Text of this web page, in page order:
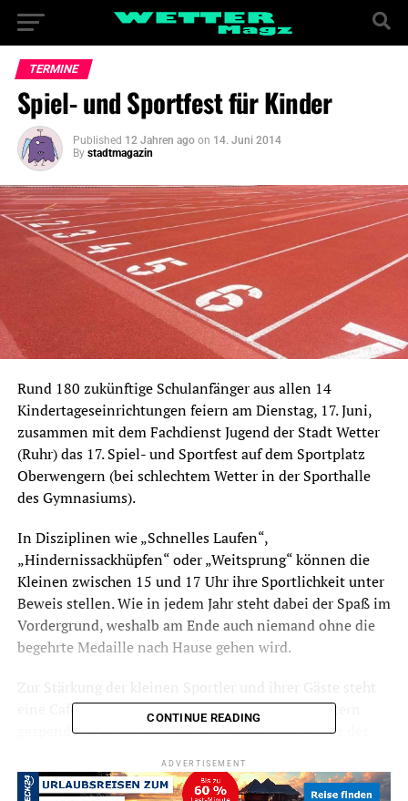
TERMINE
Spiel- und Sportfest für Kinder
Published 12 Jahren ago on 14. Juni 2014
By stadtmagazin
Rund 180 zukünftige Schulanfänger aus allen 14
Kindertageseinrichtungen feiern am Dienstag, 17. Juni,
zusammen mit dem Fachdienst Jugend der Stadt Wetter
(Ruhr) das 17. Spiel- und Sportfest auf dem Sportplatz
Oberwengern (bei schlechtem Wetter in der Sporthalle
des Gymnasiums).
In Disziplinen wie „Schnelles Laufen“,
„Hindernissackhüpfen“ oder „Weitsprung“ können die
Kleinen zwischen 15 und 17 Uhr ihre Sportlichkeit unter
Beweis stellen. Wie in jedem Jahr steht dabei der Spaß im
Vordergrund, weshalb am Ende auch niemand ohne die
begehrte Medaille nach Hause gehen wird.
eine Caféteria zur Verfügung. Hier werden von Eltern
gespendeter Kaffee und Kuchen verkauft. Der Erlös des
Frauenhaus EN und dem Kinderhospizdienst Ruhrgebiet
e.V. zugute.
CONTINUE READING
ADVERTISEMENT